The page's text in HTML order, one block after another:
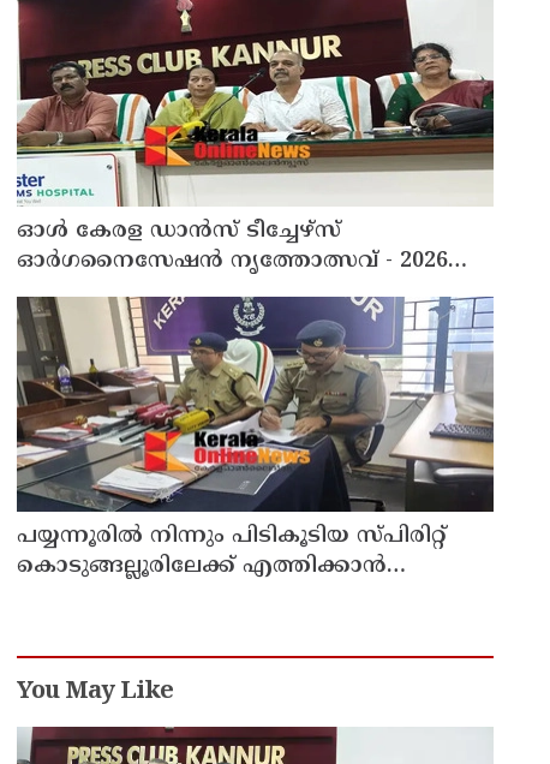
ഓൾ കേരള ഡാൻസ് ടീച്ചേഴ്സ്
ഓർഗനൈസേഷൻ നൃത്തോത്സവ് - 2026
എട്ടിന് കണ്ണൂരിൽ
പയ്യന്നൂരിൽ നിന്നും പിടികൂടിയ സ്പിരിറ്റ്
കൊടുങ്ങല്ലൂരിലേക്ക് എത്തിക്കാൻ
You May Like